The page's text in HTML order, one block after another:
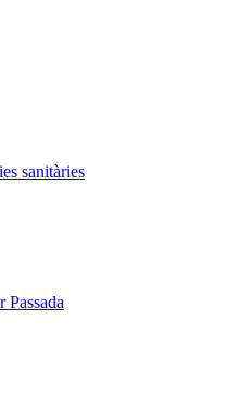
sanitàries
Passada